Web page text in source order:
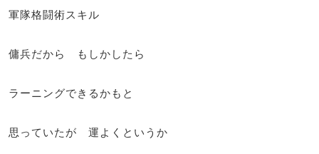
軍隊格闘術スキル
傭兵だから もしかしたら
ラーニングできるかもと
思っていたが 運よくというか